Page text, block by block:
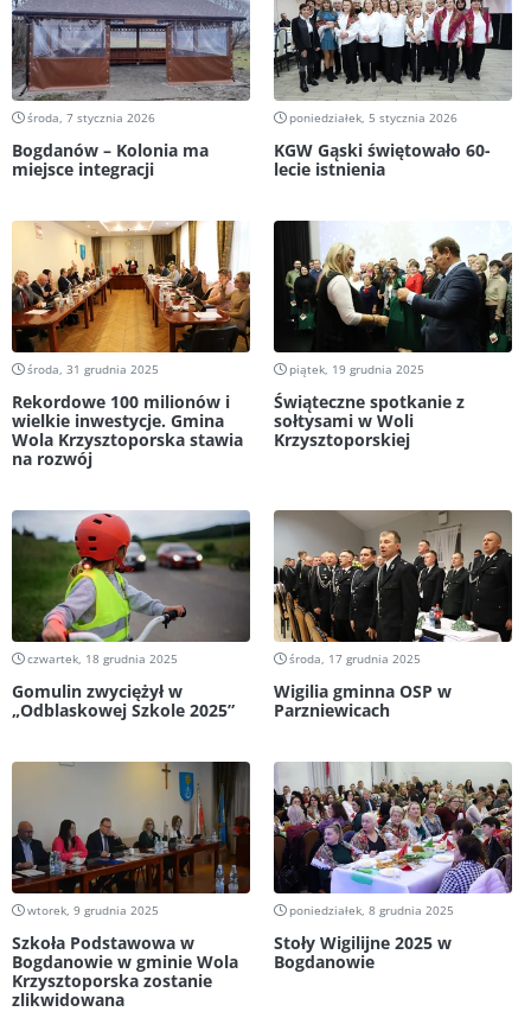
środa, 7 stycznia 2026
Bogdanów – Kolonia ma
miejsce integracji
poniedziałek, 5 stycznia 2026
KGW Gąski świętowało 60-
lecie istnienia
środa, 31 grudnia 2025
Rekordowe 100 milionów i
wielkie inwestycje. Gmina
Wola Krzysztoporska stawia
na rozwój
piątek, 19 grudnia 2025
Świąteczne spotkanie z
sołtysami w Woli
Krzysztoporskiej
czwartek, 18 grudnia 2025
Gomulin zwyciężył w
„Odblaskowej Szkole 2025”
środa, 17 grudnia 2025
Wigilia gminna OSP w
Parzniewicach
wtorek, 9 grudnia 2025
Szkoła Podstawowa w
Bogdanowie w gminie Wola
Krzysztoporska zostanie
zlikwidowana
poniedziałek, 8 grudnia 2025
Stoły Wigilijne 2025 w
Bogdanowie